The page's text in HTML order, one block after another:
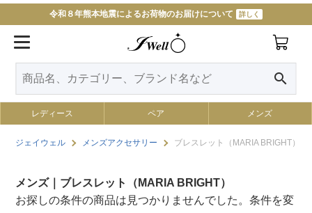
令和８年熊本地震によるお荷物のお届けについて 詳しく
search
レディース ペア メンズ
ジェイウェル メンズアクセサリー ブレスレット（MARIA BRIGHT）
メンズ｜ブレスレット（MARIA BRIGHT）
お探しの条件の商品は見つかりませんでした。条件を変